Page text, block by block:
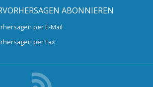
ABONNIEREN
per E-Mail
per Fax